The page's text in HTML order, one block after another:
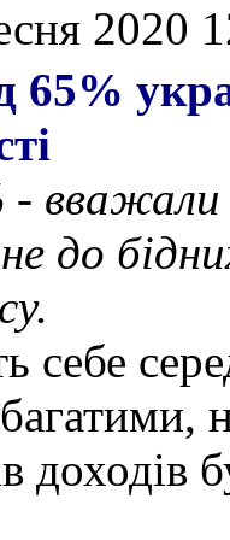
2020
65%
- вважали
до
себе
доходів